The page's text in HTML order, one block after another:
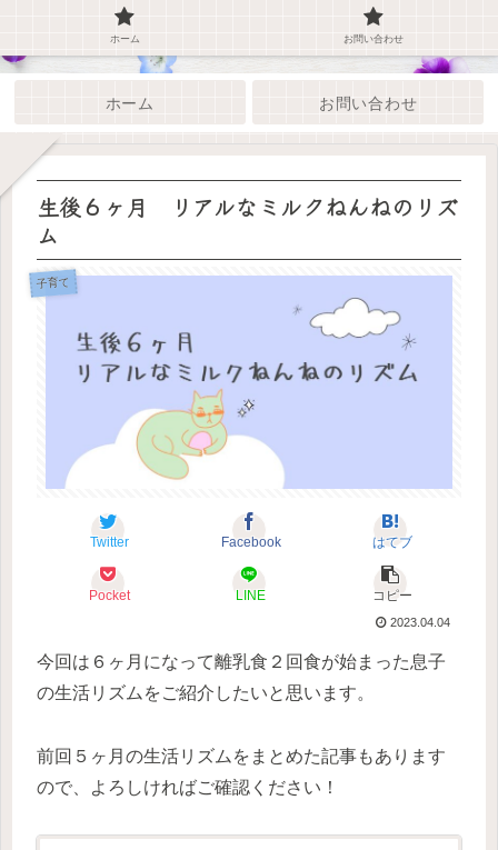
ホーム お問い合わせ
生後６ヶ月 リアルなミルクねんねのリズ
ム
子育て
Twitter Facebook はてブ
Pocket LINE コピー
2023.04.04
今回は６ヶ月になって離乳食２回食が始まった息子
の生活リズムをご紹介したいと思います。
前回５ヶ月の生活リズムをまとめた記事もあります
ので、よろしければご確認ください！
ホーム お問い合わせ